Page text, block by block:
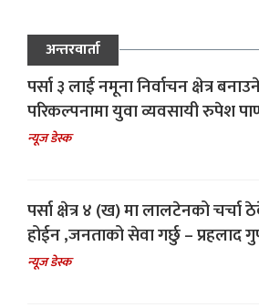
अन्तरवार्ता
पर्सा ३ लाई नमूना निर्वाचन क्षेत्र
परिकल्पनामा युवा व्यवसायी रुपेश
न्यूज डेस्क
पर्सा क्षेत्र ४ (ख) मा लालटेनको चर्चा
होईन ,जनताको सेवा गर्छु – प्रहलाद
न्यूज डेस्क